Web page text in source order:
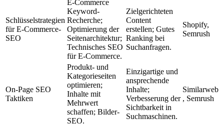
Schlüsselstrategien
für E-Commerce-
SEO
E-Commerce
Keyword-
Recherche;
Optimierung der
Seitenarchitektur;
Technisches SEO
für E-Commerce.
Zielgerichteten
Content
erstellen; Gutes
Ranking bei
Suchanfragen.
Shopify​​,
Semrush​​
On-Page SEO
Taktiken
Produkt- und
Kategorieseiten
optimieren;
Inhalte mit
Mehrwert
schaffen; Bilder-
SEO.
Einzigartige und
ansprechende
Inhalte;
Verbesserung der
Sichtbarkeit in
Suchmaschinen.
Similarweb​​
, Semrush​​